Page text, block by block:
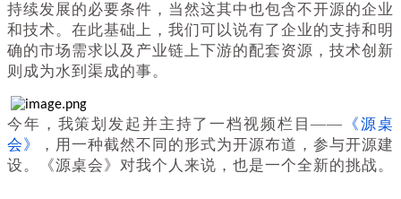
持续发展的必要条件，当然这其中也包含不开源的企业
和技术。在此基础上，我们可以说有了企业的支持和明
确的市场需求以及产业链上下游的配套资源，技术创新
则成为水到渠成的事。
今年，我策划发起并主持了一档视频栏目—— 《源桌
会》
，用一种截然不同的形式为开源布道，参与开源建
设。《源桌会》对我个人来说，也是一个全新的挑战。